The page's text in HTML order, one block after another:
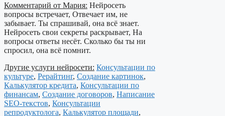
Комментарий от Мария: Нейросеть
вопросы встречает, Отвечает им, не
забывает. Ты спрашивай, она всё знает.
Нейросеть свои секреты раскрывает, На
вопросы ответы несёт. Сколько бы ты ни
спросил, она всё помнит.
Другие услуги нейросети: Консультации по
культуре, Рерайтинг, Создание картинок,
Калькулятор кредита, Консультации по
финансам, Создание договоров, Написание
SEO-текстов, Консультации
репродуктолога, Калькулятор площади,